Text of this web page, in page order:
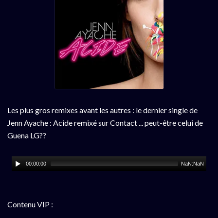
Les plus gros remixes avant les autres : le dernier single de
Jenn Ayache : Acide remixé sur Contact ... peut-être celui de
Guena LG??
00:00:00 NaN:NaN
Contenu VIP :